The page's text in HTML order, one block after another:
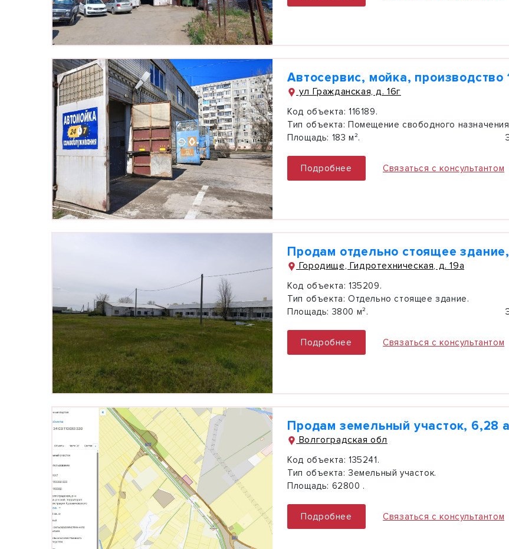
Автосервис, мойка, производство
ул Гражданская, д. 16г
Код объекта: 116189.
Тип объекта: Помещение свободного
Площадь: 183 м².
Подробнее Связаться с консультантом
Продам отдельно стоящее
Городище, Гидротехническая, д. 19а
Код объекта: 135209.
Тип объекта: Отдельно стоящее здание.
Площадь: 3800 м².
Подробнее Связаться с консультантом
Продам земельный участок, 6,28
Волгоградская обл
Код объекта: 135241.
Тип объекта: Земельный участок.
Площадь: 62800 .
Подробнее Связаться с консультантом